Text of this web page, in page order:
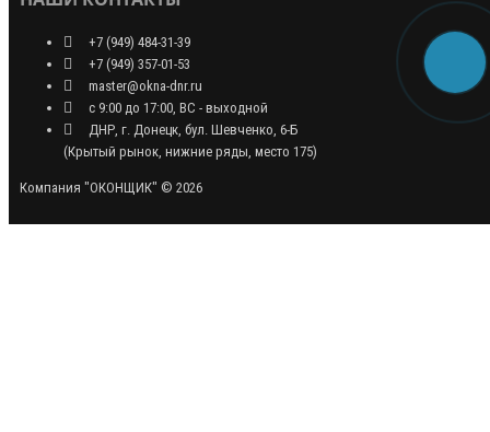
+7 (949) 484-31-39
+7 (949) 357-01-53
master@okna-dnr.ru
с 9:00 до 17:00, ВС - выходной
ДНР, г. Донецк, бул. Шевченко, 6-Б
(Крытый рынок, нижние ряды, место 175)
Компания "ОКОНЩИК" © 2026